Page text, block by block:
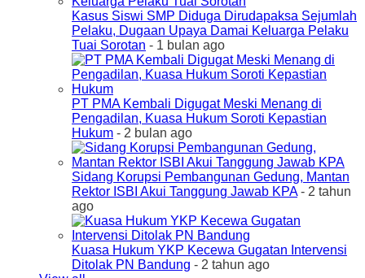
Kasus Siswi SMP Diduga Dirudapaksa Sejumlah
Pelaku, Dugaan Upaya Damai Keluarga Pelaku
Tuai Sorotan - 1 bulan ago
PT PMA Kembali Digugat Meski Menang di
Pengadilan, Kuasa Hukum Soroti Kepastian
Hukum - 2 bulan ago
Sidang Korupsi Pembangunan Gedung, Mantan
Rektor ISBI Akui Tanggung Jawab KPA- 2 tahun
ago
Kuasa Hukum YKP Kecewa Gugatan Intervensi
Ditolak PN Bandung - 2 tahun ago